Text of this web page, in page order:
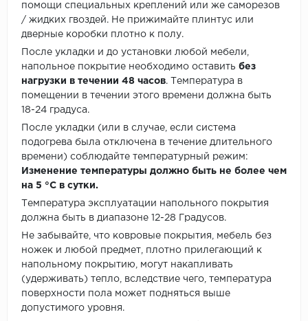
помощи специальных креплений или же саморезов
/ жидких гвоздей. Не прижимайте плинтус или
дверные коробки плотно к полу.
После укладки и до установки любой мебели,
напольное покрытие необходимо оставить без
нагрузки в течении 48 часов. Температура в
помещении в течении этого времени должна быть
18-24 градуса.
После укладки (или в случае, если система
подогрева была отключена в течение длительного
времени) соблюдайте температурный режим:
Изменение температуры должно быть не более чем
на 5 °C в сутки.
Температура эксплуатации напольного покрытия
должна быть в диапазоне 12-28 Градусов.
Не забывайте, что ковровые покрытия, мебель без
ножек и любой предмет, плотно прилегающий к
напольному покрытию, могут накапливать
(удерживать) тепло, вследствие чего, температура
поверхности пола может подняться выше
допустимого уровня.